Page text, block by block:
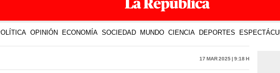
OPINIÓN ECONOMÍA SOCIEDAD MUNDO CIENCIA DEPORTES
17 Mar 2025 | 9:18 h